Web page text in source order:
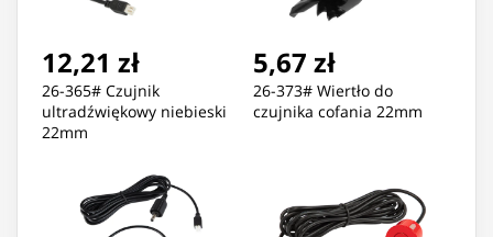
12,21 zł
26-365# Czujnik
ultradźwiękowy niebieski
22mm
5,67 zł
26-373# Wiertło do
czujnika cofania 22mm